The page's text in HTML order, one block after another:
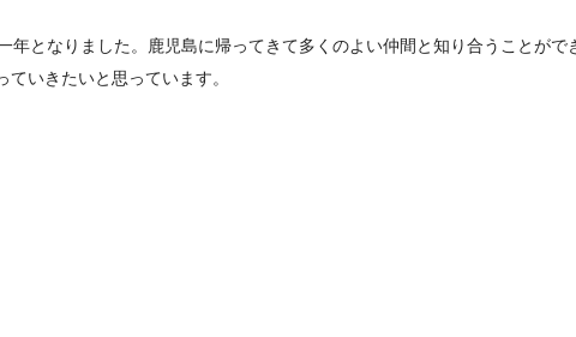
年となりました。鹿児島に帰ってきて多くのよい仲間と知り合うことがで
いきたいと思っています。